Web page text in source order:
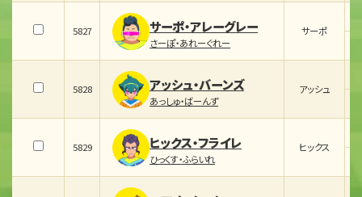
5827 サーポ・アレーグレー
さーぽ・あれーぐれー
サーポ
5828 アッシュ・バーンズ
あっしゅ・ばーんず
アッシュ
5829 ヒックス・フライレ
ひっくす・ふらいれ
ヒックス